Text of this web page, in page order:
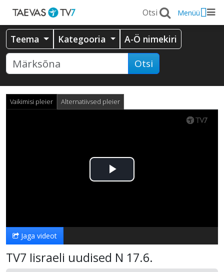
Menüü
Teema Kategooria A-Ö nimekiri
Otsi
Vaikimisi pleier Alternatiivsed pleier
Esita
Jaga videot
TV7 Iisraeli uudised N 17.6.